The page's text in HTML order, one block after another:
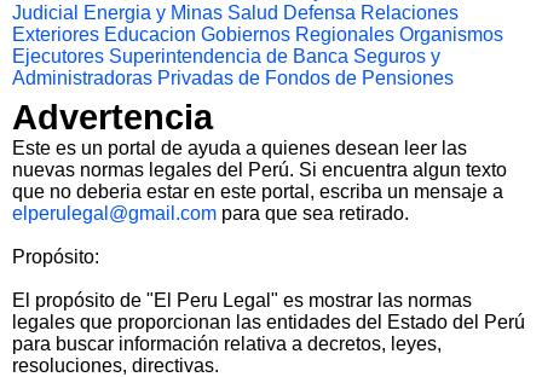
Judicial
Energia y Minas Salud Defensa Relaciones
Exteriores Educacion Gobiernos Regionales Organismos
Ejecutores Superintendencia de Banca Seguros y
Administradoras Privadas de Fondos de Pensiones
Advertencia
Este es un portal de ayuda a quienes desean leer las
nuevas normas legales del Perú. Si encuentra algun texto
que no deberia estar en este portal, escriba un mensaje a
elperulegal@gmail.com para que sea retirado.
Propósito:
El propósito de "El Peru Legal" es mostrar las normas
legales que proporcionan las entidades del Estado del Perú
para buscar información relativa a decretos, leyes,
resoluciones, directivas.